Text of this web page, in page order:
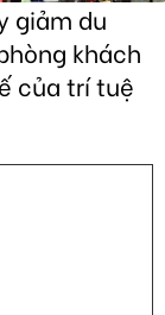
giảm du
khách
của trí tuệ